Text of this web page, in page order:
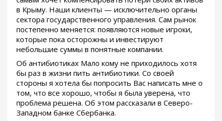
в Крыму. Наши клиенты — исключительно органы
сектора государственного управления. Сам рынок
постепенно меняется: появляются новые игроки,
которые пока осторожны и инвестируют
небольшие суммы в понятные компании.
Об антибиотиках Мало кому не приходилось хотя
бы раз в жизни пить антибиотики. Со своей
стороны я хотела бы попросить Вас написать мне о
том, что все хорошо, чтобы я была уверена, что
проблема решена. Об этом рассказали в Северо-
Западном банке Сбербанка.